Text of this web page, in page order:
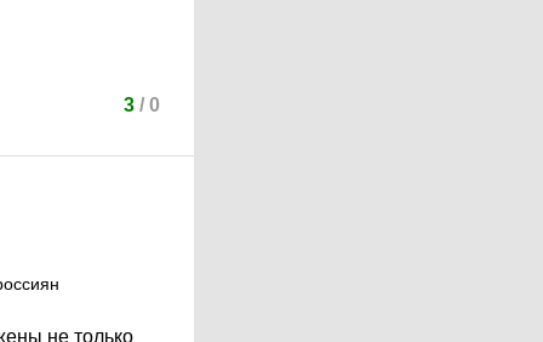
3/ 0
не только